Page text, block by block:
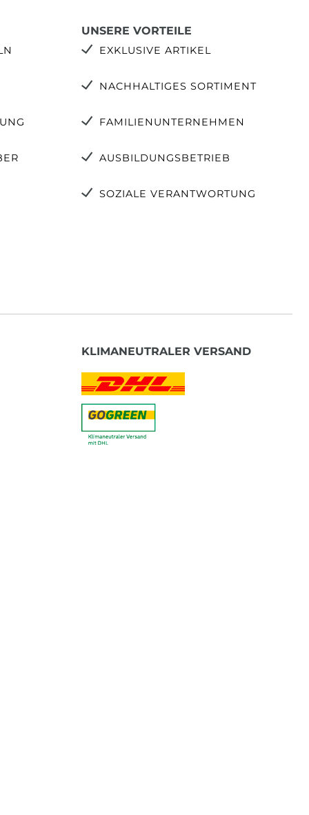
UNSERE VORTEILE
EXKLUSIVE ARTIKEL
NACHHALTIGES SORTIMENT
FAMILIENUNTERNEHMEN
AUSBILDUNGSBETRIEB
SOZIALE VERANTWORTUNG
KLIMANEUTRALER VERSAND